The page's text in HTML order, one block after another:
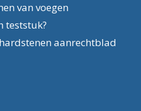
van voegen
teststuk?
aanrechtblad